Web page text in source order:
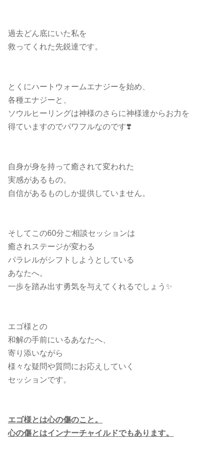
過去どん底にいた私を
救ってくれた先鋭達です。
とくにハートウォームエナジーを始め、
各種エナジーと、
ソウルヒーリングは神様のさらに神様達からお力を
得ていますのでパワフルなのです❣️
自身が身を持って癒されて変われた
実感があるもの。
自信があるものしか提供していません。
そしてこの60分ご相談セッションは
癒されステージが変わる
パラレルがシフトしようとしている
あなたへ。
一歩を踏み出す勇気を与えてくれるでしょう✨
エゴ様との
和解の手前にいるあなたへ、
寄り添いながら
様々な疑問や質問にお応えしていく
セッションです。
エゴ様とは心の傷のこと。
心の傷とはインナーチャイルドでもあります。